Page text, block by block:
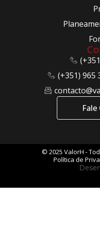
(+351) 965
© 2025 ValorH -
Política de